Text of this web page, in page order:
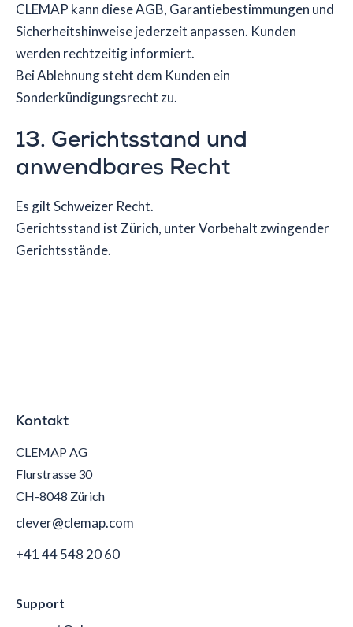
CLEMAP kann diese AGB, Garantiebestimmungen und
Sicherheitshinweise jederzeit anpassen. Kunden
werden rechtzeitig informiert.
Bei Ablehnung steht dem Kunden ein
Sonderkündigungsrecht zu.
13. Gerichtsstand und
anwendbares Recht
Es gilt Schweizer Recht.
Gerichtsstand ist Zürich, unter Vorbehalt zwingender
Gerichtsstände.
Kontakt
CLEMAP AG
Flurstrasse 30
CH-8048 Zürich
clever@clemap.com
+41 44 548 20 60
Support